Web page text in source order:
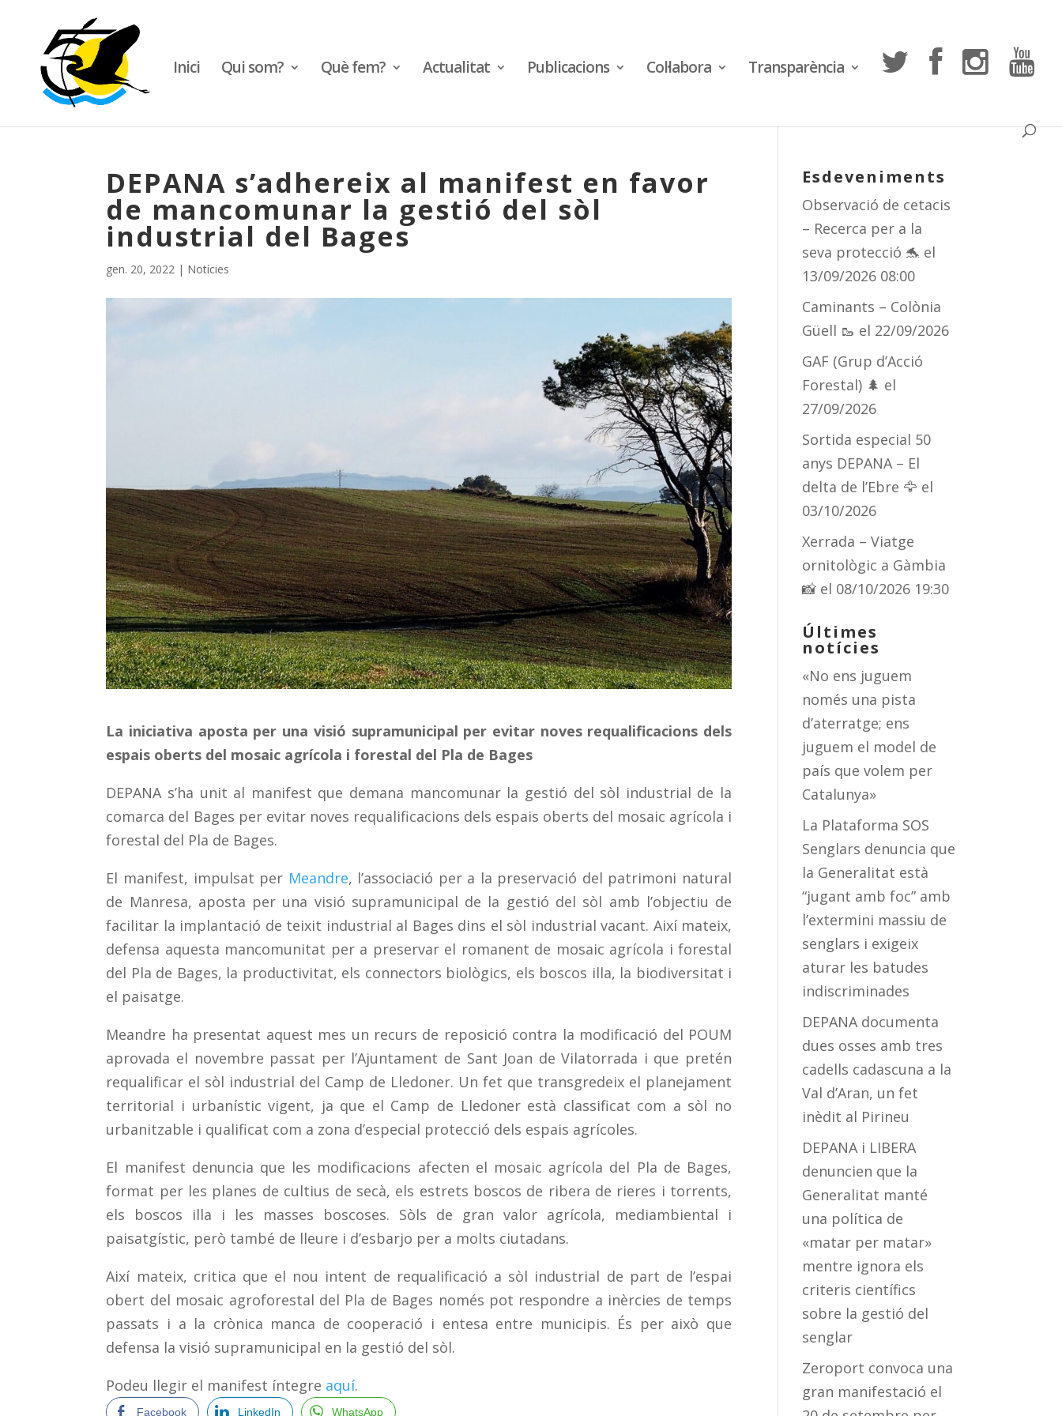
Inici Qui som? Què fem? Actualitat Publicacions Col·labora Transparència
DEPANA s’adhereix al manifest en favor
de mancomunar la gestió del sòl
industrial del Bages
gen. 20, 2022 | Notícies
La iniciativa aposta per una visió supramunicipal per evitar noves requalificacions dels
espais oberts del mosaic agrícola i forestal del Pla de Bages
DEPANA s’ha unit al manifest que demana mancomunar la gestió del sòl industrial de la
comarca del Bages per evitar noves requalificacions dels espais oberts del mosaic agrícola i
forestal del Pla de Bages.
El manifest, impulsat per Meandre, l’associació per a la preservació del patrimoni natural
de Manresa, aposta per una visió supramunicipal de la gestió del sòl amb l’objectiu de
facilitar la implantació de teixit industrial al Bages dins el sòl industrial vacant. Aixímateix,
defensa aquesta mancomunitat per a preservar el romanent de mosaic agrícola i forestal
del Pla de Bages, la productivitat, els connectors biològics, els boscos illa, la biodiversitat i
el paisatge.
Meandre ha presentat aquest mes un recurs de reposició contra la modificació del POUM
aprovada el novembre passat per l’Ajuntament de Sant Joan de Vilatorrada i que pretén
requalificar el sòl industrial del Camp de Lledoner. Un fet que transgredeix el planejament
territorial i urbanístic vigent, ja que el Camp de Lledoner està classificat com a sòl no
urbanitzable i qualificat com a zona d’especial protecció dels espais agrícoles.
El manifest denuncia que les modificacions afecten el mosaic agrícola del Pla de Bages,
format per les planes de cultius de secà, els estrets boscos de ribera de rieres i torrents,
els boscos illa i les masses boscoses. Sòls de gran valor agrícola, mediambiental i
paisatgístic, però també de lleure i d’esbarjo per a molts ciutadans.
Així mateix, critica que el nou intent de requalificació a sòl industrial de part de l’espai
obert del mosaic agroforestal del Pla de Bages només pot respondre a inèrcies de temps
passats i a la crònica manca de cooperació i entesa entre municipis. És per això que
defensa la visió supramunicipal en la gestió del sòl.
Podeu llegir el manifest íntegre aquí.
Facebook LinkedIn WhatsApp
Esdeveniments
Observació de cetacis
– Recerca per a la
seva protecció 🐬 el
13/09/2026 08:00
Caminants – Colònia
Güell 🥾 el 22/09/2026
GAF (Grup d’Acció
Forestal) 🌲 el
27/09/2026
Sortida especial 50
anys DEPANA – El
delta de l’Ebre 🦅 el
03/10/2026
Xerrada – Viatge
ornitològic a Gàmbia
📸 el 08/10/2026 19:30
Últimes
notícies
«No ens juguem
només una pista
d’aterratge; ens
juguem el model de
país que volem per
Catalunya»
La Plataforma SOS
Senglars denuncia que
la Generalitat està
“jugant amb foc” amb
l’extermini massiu de
senglars i exigeix
aturar les batudes
indiscriminades
DEPANA documenta
dues osses amb tres
cadells cadascuna a la
Val d’Aran, un fet
inèdit al Pirineu
DEPANA i LIBERA
denuncien que la
Generalitat manté
una política de
«matar per matar»
mentre ignora els
criteris científics
sobre la gestió del
senglar
Zeroport convoca una
gran manifestació el